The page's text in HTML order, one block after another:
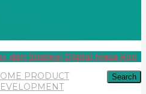
Search
PRODUCT